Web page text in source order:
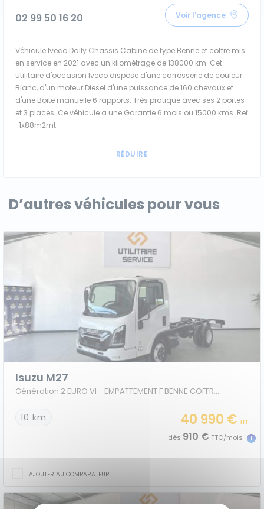
02 99 50 16 20 Voir l'agence
Véhicule Iveco Daily Chassis Cabine de type Benne et coffre mis
en service en 2021 avec un kilométrage de 138000 km. Cet
utilitaire d'occasion Iveco dispose d'une carrosserie de couleur
Blanc, d'un moteur Diesel d'une puissance de 160 chevaux et
d'une Boite manuelle 6 rapports. Très pratique avec ses 2 portes
et 3 places. Ce véhicule a une Garantie 6 mois ou 15000 kms. Ref
: 1x88m2mt
D’autres véhicules pour vous
Isuzu M27
Génération 2 EURO VI - EMPATTEMENT F BENNE COFFRE JPM
10 km 40 990 € HT
dès 910 € TTC/mois
AJOUTER AU COMPARATEUR